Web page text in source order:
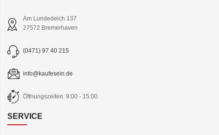
Am Lundedeich 137
27572 Bremerhaven
(0471) 97 40 215
info@kaufesein.de
Öffnungszeiten: 9:00 - 15:00
SERVICE